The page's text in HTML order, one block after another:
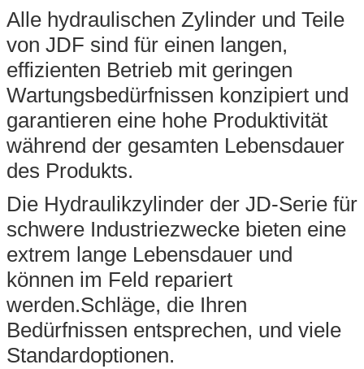
Alle hydraulischen Zylinder und Teile
von JDF sind für einen langen,
effizienten Betrieb mit geringen
Wartungsbedürfnissen konzipiert und
garantieren eine hohe Produktivität
während der gesamten Lebensdauer
des Produkts.
Die Hydraulikzylinder der JD-Serie für
schwere Industriezwecke bieten eine
extrem lange Lebensdauer und
können im Feld repariert
werden.Schläge, die Ihren
Bedürfnissen entsprechen, und viele
Standardoptionen.